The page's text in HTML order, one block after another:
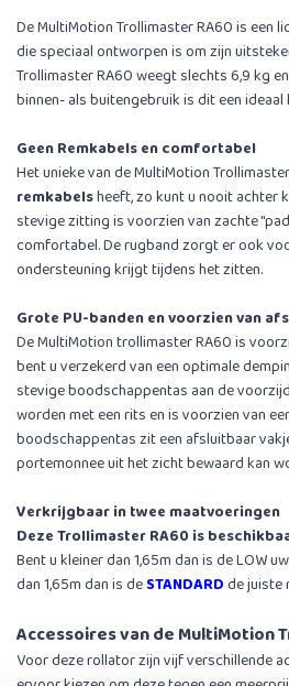
De MultiMotion Trollimaster RA60 is een
die speciaal ontworpen is om zijn
Trollimaster RA60 weegt slechts 6,9 kg
binnen- als buitengebruik is dit een ideaal
Geen Remkabels en comfortabel
Het unieke van de MultiMotion
remkabelsheeft, zo kunt u nooit achter
stevige zitting is voorzien van zachte
comfortabel. De rugband zorgt er ook
ondersteuning krijgt tijdens het zitten.
Grote PU-banden en voorzien van
De MultiMotion trollimaster RA60 is
bent u verzekerd van een optimale
stevige boodschappentas aan de
worden met een rits en is voorzien van
boodschappentas zit een afsluitbaar
portemonnee uit het zicht bewaard kan
Verkrijgbaar in twee maatvoeringen
Deze Trollimaster RA60 is
Bent u kleiner dan 1,65m dan is de LOW
dan 1,65m dan is deSTANDARDde juiste
Accessoires van de MultiMotion
Voor deze rollator zijn vijf verschillende